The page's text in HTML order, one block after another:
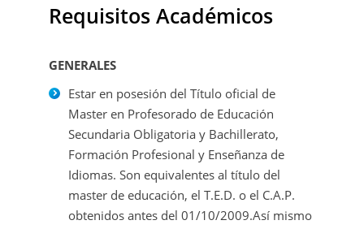
Requisitos Académicos
GENERALES
Estar en posesión del Título oficial de
Master en Profesorado de Educación
Secundaria Obligatoria y Bachillerato,
Formación Profesional y Enseñanza de
Idiomas. Son equivalentes al título del
master de educación, el T.E.D. o el C.A.P.
obtenidos antes del 01/10/2009.Así mismo